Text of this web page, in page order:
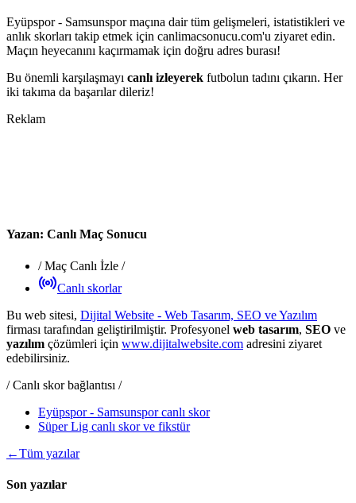
Eyüpspor - Samsunspor maçına dair tüm gelişmeleri, istatistikleri ve
anlık skorları takip etmek için canlimacsonucu.com'u ziyaret edin.
Maçın heyecanını kaçırmamak için doğru adres burası!
Bu önemli karşılaşmayı canlı izleyerek futbolun tadını çıkarın. Her
iki takıma da başarılar dileriz!
Reklam
Yazan: Canlı Maç Sonucu
/Maç Canlı İzle /
Canlı skorlar
Bu web sitesi, Dijital Website - Web Tasarım, SEO ve Yazılım
firması tarafından geliştirilmiştir. Profesyonel web tasarım, SEO ve
yazılım çözümleri için www.dijitalwebsite.com adresini ziyaret
edebilirsiniz.
/ Canlı skor bağlantısı /
Eyüpspor - Samsunspor canlı skor
Süper Lig canlı skor ve fikstür
←Tüm yazılar
Son yazılar